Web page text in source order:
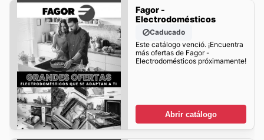
Fagor -
Electrodomésticos
Caducado
Este catálogo venció. ¡Encuentra
más ofertas de Fagor -
Electrodomésticos próximamente!
Abrir catálogo